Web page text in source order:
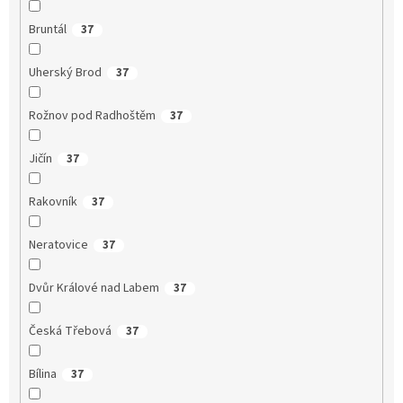
Bruntál 37
Uherský Brod 37
Rožnov pod Radhoštěm 37
Jičín 37
Rakovník 37
Neratovice 37
Dvůr Králové nad Labem 37
Česká Třebová 37
Bílina 37